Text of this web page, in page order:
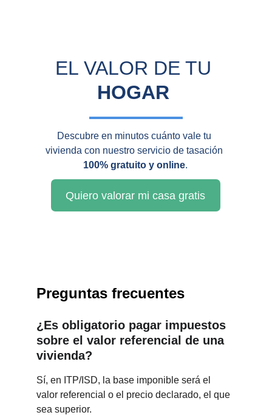
EL VALOR DE TU
HOGAR
Quiero valorar mi casa gratis
Descubre en minutos cuánto vale tu
vivienda con nuestro servicio de tasación
100% gratuito y online.
Preguntas frecuentes
¿Es obligatorio pagar impuestos
sobre el valor referencial de una
vivienda?
Sí, en ITP/ISD, la base imponible será el
valor referencial o el precio declarado, el que
sea superior.